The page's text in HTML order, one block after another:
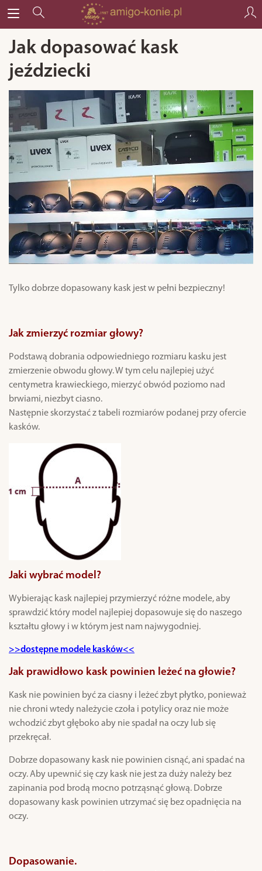
Jak dopasować kask
jeździecki
Tylko dobrze dopasowany kask jest w pełni bezpieczny!
Jak zmierzyć rozmiar głowy?
Podstawą dobrania odpowiedniego rozmiaru kasku jest
zmierzenie obwodu głowy. W tym celu najlepiej użyć
centymetra krawieckiego, mierzyć obwód poziomo nad
brwiami, niezbyt ciasno.
Następnie skorzystać z tabeli rozmiarów podanej przy ofercie
kasków.
Jaki wybrać model?
Wybierając kask najlepiej przymierzyć różne modele, aby
sprawdzić który model najlepiej dopasowuje się do naszego
kształtu głowy i w którym jest nam najwygodniej.
>>dostępne modele kasków<<
Jak prawidłowo kask powinien leżeć na głowie?
Kask nie powinien być za ciasny i leżeć zbyt płytko, ponieważ
nie chroni wtedy należycie czoła i potylicy oraz nie może
wchodzić zbyt głęboko aby nie spadał na oczy lub się
przekręcał.
Dobrze dopasowany kask nie powinien cisnąć, ani spadać na
oczy. Aby upewnić się czy kask nie jest za duży należy bez
zapinania pod brodą mocno potrząsnąć głową. Dobrze
dopasowany kask powinien utrzymać się bez opadnięcia na
oczy.
Dopasowanie.